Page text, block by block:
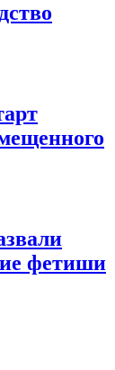
фетиши